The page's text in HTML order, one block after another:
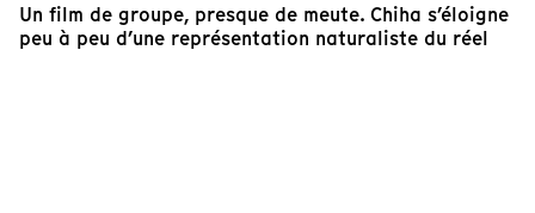
Un film de groupe, presque de meute. Chiha s’éloigne
peu à peu d’une représentation naturaliste du réel